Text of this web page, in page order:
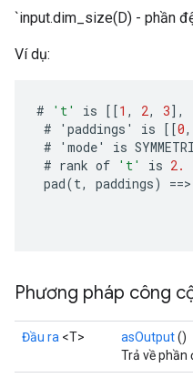
`input.dim_size(D) - phần
Ví dụ:
# 't' is [[1 , 2, 3] ,
#
' paddings ' is [[0,
#
' mode' is
# rank of 't' is 2.
pad(t, paddings) ==>
Phương pháp công
Đầu ra <T> asOutput()
Trả về phần